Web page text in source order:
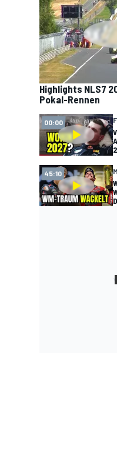
Highlights NLS7
Pokal-Rennen
00:00
45:10